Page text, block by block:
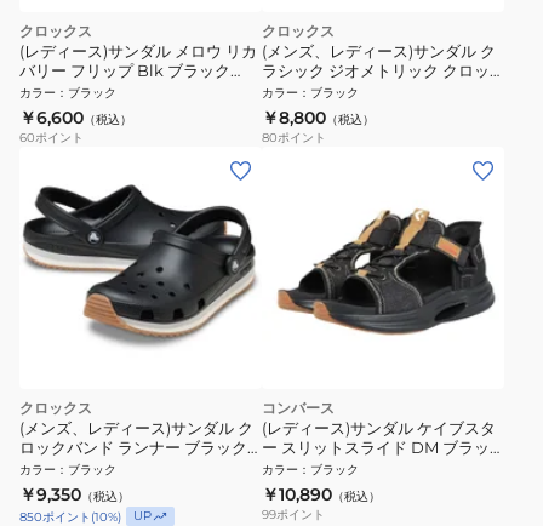
クロックス
(レディース)サンダル メロウ リカ
バリー フリップ Blk ブラック
211100-001 スポーツサンダル
カラー ： ブラック
￥6,600 （税込）
60ポイント
クロックス
(メンズ、レディース)サンダル ク
ラシック ジオメトリック クロッ
グ 09563-001-2024
カラー ： ブラック
￥8,800 （税込）
80ポイント
クロックス
(メンズ、レディース)サンダル ク
ロックバンド ランナー ブラック
212831-001
カラー ： ブラック
￥9,350 （税込）
850ポイント (10%) UP
コンバース
(レディース)サンダル ケイブスタ
ー スリットスライド DM ブラッ
ク 33600391
カラー ： ブラック
￥10,890 （税込）
99ポイント